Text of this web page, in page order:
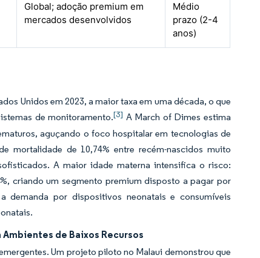
Global; adoção premium em
mercados desenvolvidos
Médio
prazo (2-4
anos)
Unidos em 2023, a maior taxa em uma década, o que
de monitoramento.[3] A March of Dimes estima
aguçando o foco hospitalar em tecnologias de
mortalidade de 10,74% entre recém-nascidos muito
A maior idade materna intensifica o risco:
criando um segmento premium disposto a pagar por
demanda por dispositivos neonatais e consumíveis
de Baixos Recursos
Um projeto piloto no Malaui demonstrou que